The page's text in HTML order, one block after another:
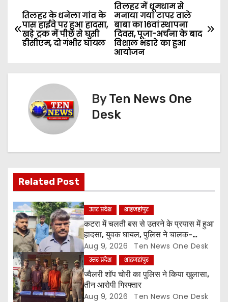
P
o
t
g
a
t
i
o
n
तिलहर में धूमधाम से
मनाया गया टापर वाले
बाबा का 16वां स्थापना
दिवस, पूजा-अर्चना के बाद
विशाल भंडारे का हुआ
आयोजन
तिलहर के धनेला गांव के
पास हाईवे पर हुआ हादसा,
खड़े ट्रक में पीछे से घुसी
डीसीएम, दो गंभीर घायल
ByTen News One
Desk
Related Post
उत्तर प्रदेश शाहजहांपुर
कटरा में चलती बस से उतरने के प्रयास में हुआ
हादसा, युवक घायल, पुलिस ने चालक-
परिचालक को पूंछताछ के लिए हिरासत में लिया
Aug 9, 2026 Ten News One Desk
उत्तर प्रदेश शाहजहांपुर
ज्वैलरी शॉप चोरी का पुलिस ने किया खुलासा,
तीन आरोपी गिरफ्तार
Aug 9, 2026 Ten News One Desk